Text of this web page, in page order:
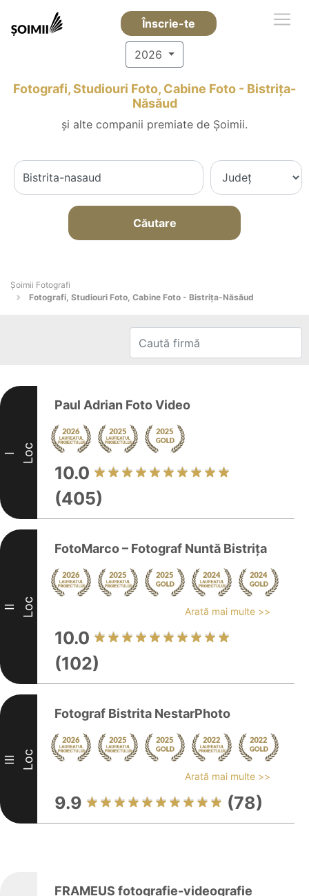
Înscrie-te
2026
Fotografi, Studiouri Foto, Cabine Foto - Bistriţa-
Năsăud
și alte companii premiate de Șoimii.
Căutare
Șoimii Fotografi
Fotografi, Studiouri Foto, Cabine Foto - Bistriţa-Năsăud
I Loc
Paul Adrian Foto Video
10.0
(405)
II Loc
FotoMarco – Fotograf Nuntă Bistrița
Arată mai multe >>
10.0
(102)
III Loc
Fotograf Bistrita NestarPhoto
Arată mai multe >>
9.9 (78)
FRAMEUS fotografie-videografie